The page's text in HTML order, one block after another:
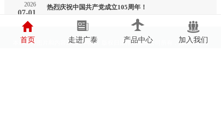
2026
07-01
热烈庆祝中国共产党成立105周年！
本站部分图片和内容来源于网络，版权归原作者或原公司所有，如果您认为
首页 走进广泰 产品中心 加入我们